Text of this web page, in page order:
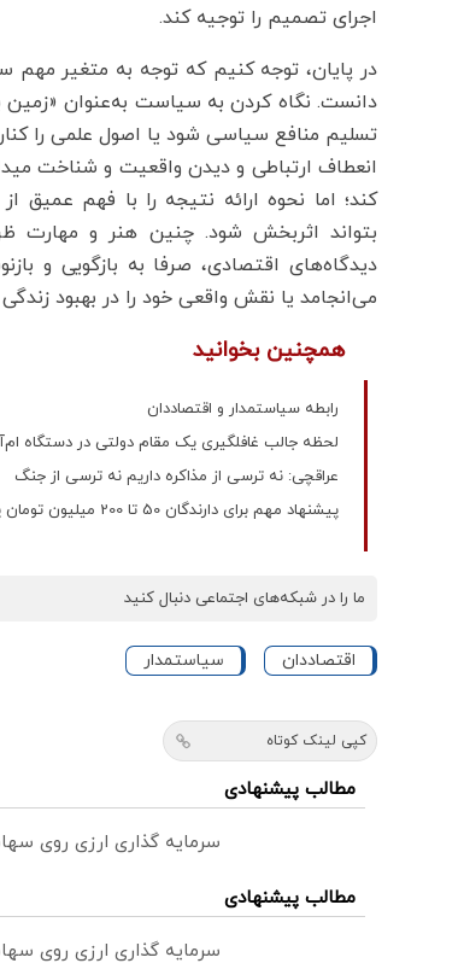
اجرای تصمیم را توجیه کند.
در پایان، توجه کنیم که توجه به متغیر
دانست. نگاه کردن به سیاست به‌عنوان «زمین
تسلیم منافع سیاسی شود یا اصول علمی را
انعطاف ارتباطی و دیدن واقعیت و شناخت
کند؛ اما نحوه ارائه نتیجه را با فهم عمیق‌
بتواند اثربخش شود. چنین هنر و مهارت
دیدگاه‌های اقتصادی، صرفا به بازگویی و
می‌انجامد یا نقش واقعی خود را در بهبود
همچنین بخوانید
رابطه سیاستمدار و اقتصاددان
لحظه جالب غافلگیری یک مقام دولتی در دستگاه
عراقچی: نه ترسی از مذاکره داریم نه ترسی از جنگ
پیشنهاد مهم برای دارندگان 50 تا 200 میلیون تومان پول/ سرمایه گذاران وارد بازار طلا و سکه شوند؟
ما را در شبکه‌های اجتماعی دنبال کنید
اقتصاددان سیاستمدار
کپی لینک کوتاه
مطالب پیشنهادی
سرمایه گذاری ارزی روی
مطالب پیشنهادی
سرمایه گذاری ارزی روی